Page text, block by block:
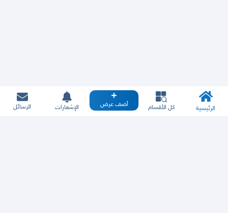
الرئيسية كل الأقسام أضف عرض الإشعارات الرسائل